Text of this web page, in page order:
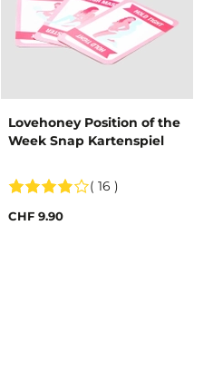
Lovehoney Position of the
Week Snap Kartenspiel
( 16 )
CHF 9.90